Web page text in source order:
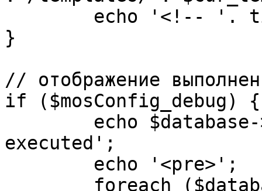
}
// отображение
if ($mosConfig_debug) {
executed';